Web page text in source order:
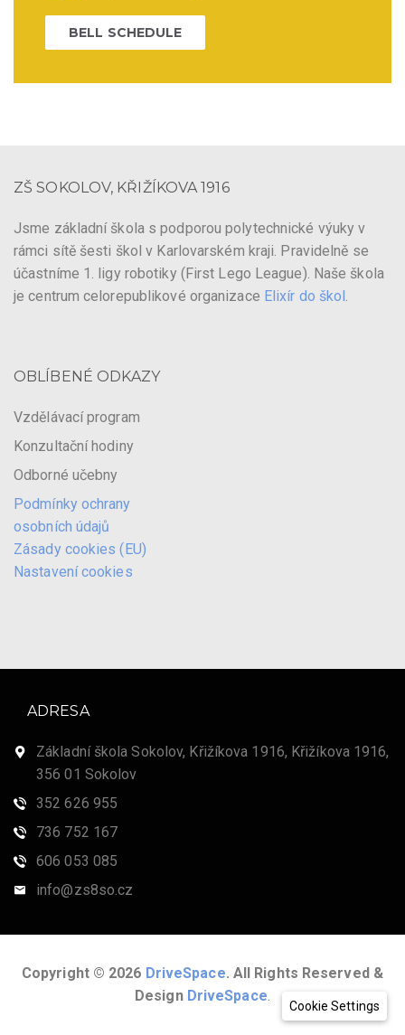
BELL SCHEDULE
ZŠ SOKOLOV, KŘIŽÍKOVA 1916
Jsme základní škola s podporou polytechnické výuky v
rámci sítě šesti škol v Karlovarském kraji. Pravidelně se
účastníme 1. ligy robotiky (First Lego League). Naše škola
je centrum celorepublikové organizace Elixír do škol.
OBLÍBENÉ ODKAZY
Vzdělávací program
Konzultační hodiny
Odborné učebny
Podmínky ochrany
osobních údajů
Zásady cookies (EU)
Nastavení cookies
ADRESA
Základní škola Sokolov, Křižíkova 1916, Křižíkova 1916,
356 01 Sokolov
352 626 955
736 752 167
606 053 085
info@zs8so.cz
Copyright © 2026 DriveSpace. All Rights Reserved &
Design DriveSpace.
Cookie Settings